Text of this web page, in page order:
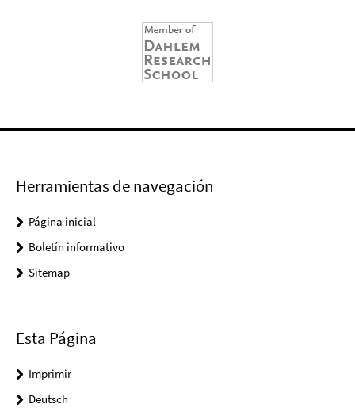
Herramientas de navegación
Página inicial
Boletín informativo
Sitemap
Esta Página
Imprimir
Deutsch